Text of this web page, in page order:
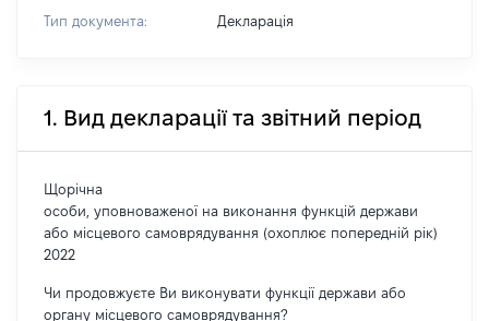
Тип документа: Декларація
1. Вид декларації та звітний період
Щорічна
особи, уповноваженої на виконання функцій держави
або місцевого самоврядування (охоплює попередній рік)
2022
Чи продовжуєте Ви виконувати функції держави або
органу місцевого самоврядування?